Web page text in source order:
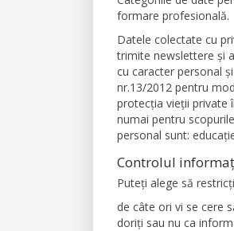
formare profesională.
Datele colectate cu
trimite newslettere şi
cu caracter personal
nr.13/2012 pentru
protecţia vieţii private
numai pentru
personal sunt:
Controlul
Puteți alege să
de câte ori vi se cere
doriți sau nu ca